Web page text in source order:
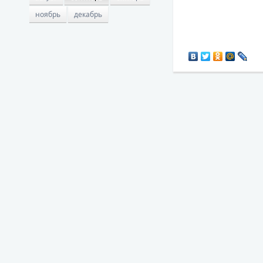
ноябрь
декабрь